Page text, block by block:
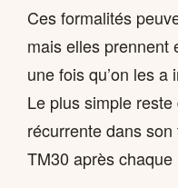
Ces formalités
mais elles prennent
une fois qu’on les
Le plus simple reste
récurrente dans
TM30 après